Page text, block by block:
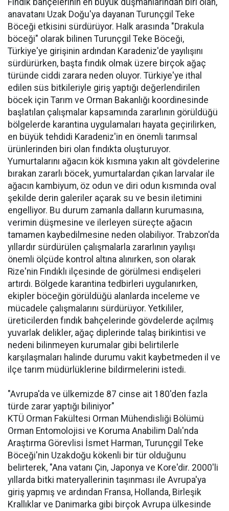
Fındık bahçelerinin en büyük düşmanlarından biri olan,
anavatanı Uzak Doğu'ya dayanan Turunçgil Teke
Böceği etkisini sürdürüyor. Halk arasında "Drakula
böceği" olarak bilinen Turunçgil Teke Böceği,
Türkiye'ye girişinin ardından Karadeniz'de yayılışını
sürdürürken, başta fındık olmak üzere birçok ağaç
türünde ciddi zarara neden oluyor. Türkiye'ye ithal
edilen süs bitkileriyle giriş yaptığı değerlendirilen
böcek için Tarım ve Orman Bakanlığı koordinesinde
başlatılan çalışmalar kapsamında zararlının görüldüğü
bölgelerde karantina uygulamaları hayata geçirilirken,
en büyük tehdidi Karadeniz'in en önemli tarımsal
ürünlerinden biri olan fındıkta oluşturuyor.
Yumurtalarını ağacın kök kısmına yakın alt gövdelerine
bırakan zararlı böcek, yumurtalardan çıkan larvalar ile
ağacın kambiyum, öz odun ve diri odun kısmında oval
şekilde derin galeriler açarak su ve besin iletimini
engelliyor. Bu durum zamanla dalların kurumasına,
verimin düşmesine ve ilerleyen süreçte ağacın
tamamen kaybedilmesine neden olabiliyor. Trabzon'da
yıllardır sürdürülen çalışmalarla zararlının yayılışı
önemli ölçüde kontrol altına alınırken, son olarak
Rize'nin Fındıklı ilçesinde de görülmesi endişeleri
artırdı. Bölgede karantina tedbirleri uygulanırken,
ekipler böceğin görüldüğü alanlarda inceleme ve
mücadele çalışmalarını sürdürüyor. Yetkililer,
üreticilerden fındık bahçelerinde gövdelerde açılmış
yuvarlak delikler, ağaç diplerinde talaş birikintisi ve
nedeni bilinmeyen kurumalar gibi belirtilerle
karşılaşmaları halinde durumu vakit kaybetmeden il ve
ilçe tarım müdürlüklerine bildirmelerini istedi.
"Avrupa'da ve ülkemizde 87 cinse ait 180'den fazla
türde zarar yaptığı biliniyor"
KTÜ Orman Fakültesi Orman Mühendisliği Bölümü
Orman Entomolojisi ve Koruma Anabilim Dalı'nda
Araştırma Görevlisi İsmet Harman, Turunçgil Teke
Böceği'nin Uzakdoğu kökenli bir tür olduğunu
belirterek, "Ana vatanı Çin, Japonya ve Kore'dir. 2000'li
yıllarda bitki materyallerinin taşınması ile Avrupa'ya
giriş yapmış ve ardından Fransa, Hollanda, Birleşik
Krallıklar ve Danimarka gibi birçok Avrupa ülkesinde